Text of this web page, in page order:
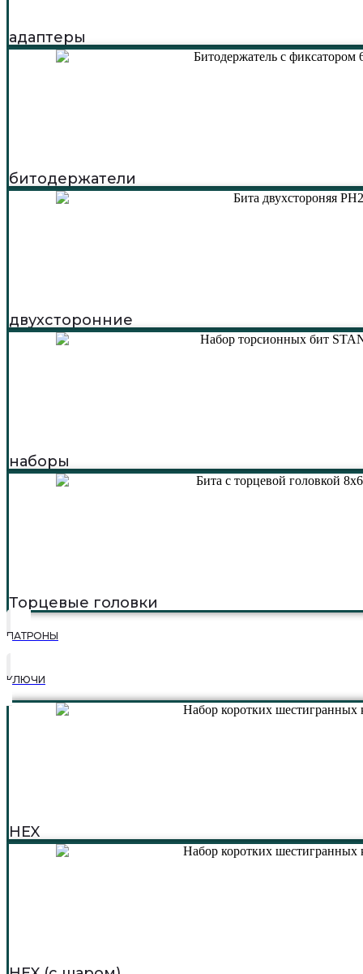
адаптеры
битодержатели
двухсторонние
наборы
Торцевые головки
ПАТРОНЫ
КЛЮЧИ
HEX